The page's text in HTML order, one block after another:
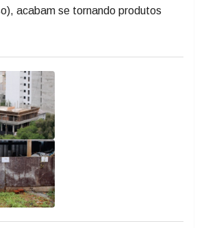
acabam se tornando produtos